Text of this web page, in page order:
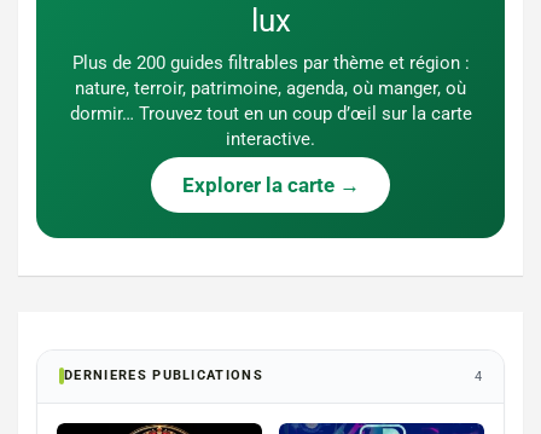
lux
Plus de 200 guides filtrables par thème et région :
nature, terroir, patrimoine, agenda, où manger, où
dormir… Trouvez tout en un coup d’œil sur la carte
interactive.
Explorer la carte →
DERNIERES PUBLICATIONS 4